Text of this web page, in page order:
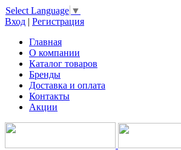
Select Language ▼
Вход | Регистрация
Главная
О компании
Каталог товаров
Бренды
Доставка и оплата
Контакты
Акции